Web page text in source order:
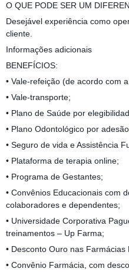
O QUE PODE SER UM
Desejável experiência como
cliente.
Informações adicionais
BENEFÍCIOS:
• Vale-refeição (de acordo com
• Vale-transporte;
• Plano de Saúde por
• Plano Odontológico por
• Seguro de vida e Assistência
• Plataforma de terapia online;
• Programa de Gestantes;
• Convênios Educacionais com
colaboradores e dependentes;
• Universidade Corporativa
treinamentos – Up Farma;
• Desconto Ouro nas Farmácias
• Convênio Farmácia, com